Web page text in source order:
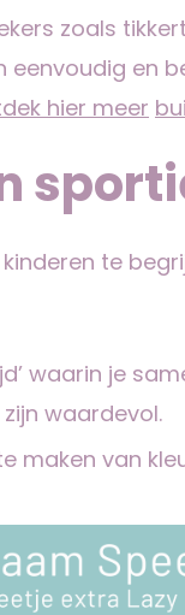
zoals
eenvoudig en
hier meer
te
waarin je
waardevol.
maken van